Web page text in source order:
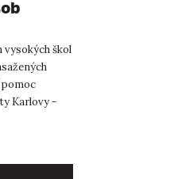
škol
Karlovy -